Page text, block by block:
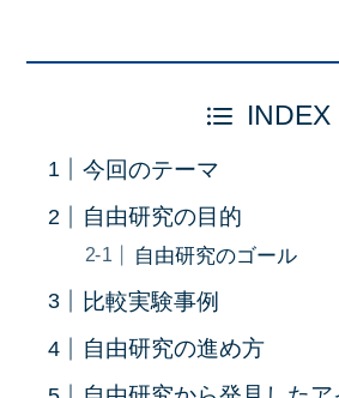
INDEX
今回のテーマ
自由研究の目的
自由研究のゴール
比較実験事例
自由研究の進め方